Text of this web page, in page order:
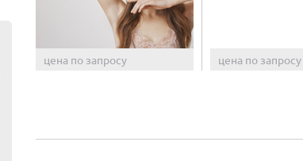
цена по запросу цена по запросу